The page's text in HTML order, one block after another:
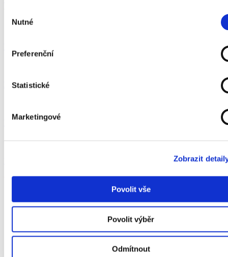
souhlasu
Nutné
Preferenční
Statistické
Marketingové
Zobrazit
Povolit vše
Povolit výběr
Odmítnout
Molekulárně genetické vyšetření - typ II
Průvodka
Průvodka + informovaný souhlas
V této sekci najdete:
Biopsie
Diagnostika